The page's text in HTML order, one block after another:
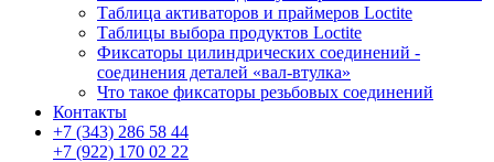
Таблица активаторов и праймеров Loctite
Таблицы выбора продуктов Loctite
Фиксаторы цилиндрических соединений -
соединения деталей «вал-втулка»
Что такое фиксаторы резьбовых соединений
Контакты
+7 (343) 286 58 44
+7 (922) 170 02 22